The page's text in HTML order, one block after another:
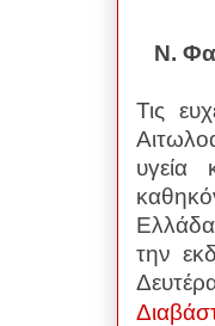
Ν.
Τις
υγεία
την